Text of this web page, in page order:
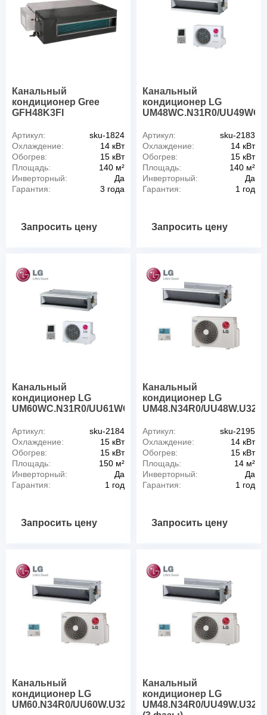
Канальный
кондиционер Gree
GFH48K3FI
Артикул:
sku-1824
Охлаждение:
14 кВт
Обогрев:
15 кВт
Площадь:
140 м²
Инверторный:
Да
Гарантия:
3 года
Запросить цену
Канальный
кондиционер LG
UM48WC.N31R0/
Артикул:
sku-2183
Охлаждение:
14 кВт
Обогрев:
15 кВт
Площадь:
140 м²
Инверторный:
Да
Гарантия:
1 год
Запросить цену
Канальный
кондиционер LG
UM60WC.N31R0/UU61WC1.U31R0
Артикул:
sku-2184
Охлаждение:
15 кВт
Обогрев:
15 кВт
Площадь:
150 м²
Инверторный:
Да
Гарантия:
1 год
Запросить цену
Канальный
кондиционер LG
UM48.N34R0/
Артикул:
sku-2195
Охлаждение:
14 кВт
Обогрев:
15 кВт
Площадь:
14 м²
Инверторный:
Да
Гарантия:
1 год
Запросить цену
Канальный
кондиционер LG
UM60.N34R0/UU60W.U32R0
Канальный
кондиционер LG
UM48.N34R0/